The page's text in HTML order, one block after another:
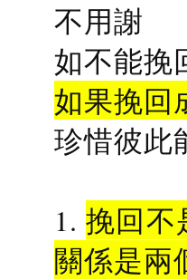
不用謝
如不能挽
如果挽回
珍惜彼此
1.挽回不
關係是兩